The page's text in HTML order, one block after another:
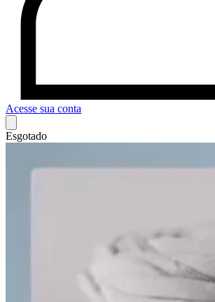
Acesse sua conta
Esgotado